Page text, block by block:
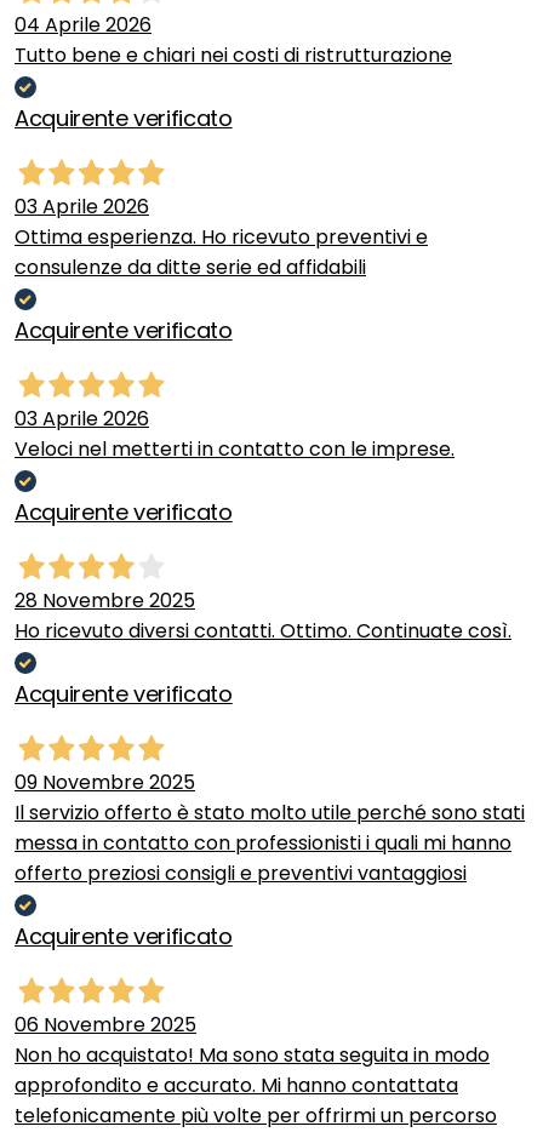
04 Aprile 2026
Tutto bene e chiari nei costi di ristrutturazione
Acquirente verificato
03 Aprile 2026
Ottima esperienza. Ho ricevuto preventivi e
consulenze da ditte serie ed affidabili
Acquirente verificato
03 Aprile 2026
Veloci nel metterti in contatto con le imprese.
Acquirente verificato
28 Novembre 2025
Ho ricevuto diversi contatti. Ottimo. Continuate così.
Acquirente verificato
09 Novembre 2025
Il servizio offerto è stato molto utile perché sono stati
messa in contatto con professionisti i quali mi hanno
offerto preziosi consigli e preventivi vantaggiosi
Acquirente verificato
06 Novembre 2025
Non ho acquistato! Ma sono stata seguita in modo
approfondito e accurato. Mi hanno contattata
telefonicamente più volte per offrirmi un percorso